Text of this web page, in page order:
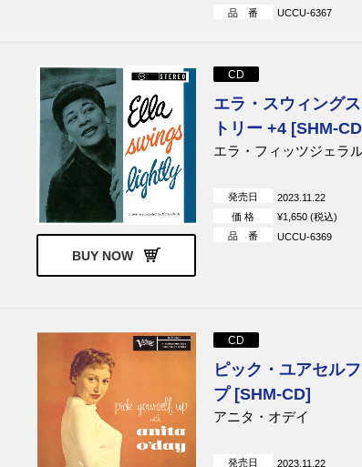
品 番 UCCU-6367
BUY NOW
CD
エラ・スウィング
トリー +4 [SHM-
エラ・フィッツジェラ
発売日
2023.11.22
価 格
¥1,650 (税込)
品 番
UCCU-6369
CD
ピック・ユアセル
プ [SHM-CD]
アニタ・オデイ
発売日
2023.11.22